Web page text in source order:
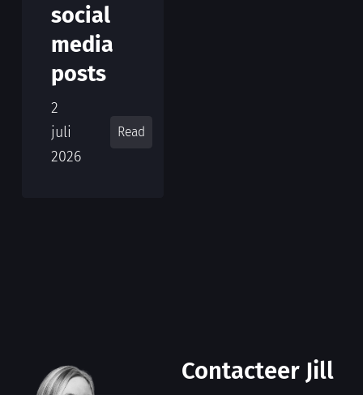
social
media
posts
2
juli
2026
Read
Contacteer Jill